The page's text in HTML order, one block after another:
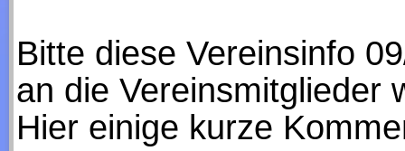
Bitte diese Vereinsinfo
an die Vereinsmitglieder
Hier einige kurze